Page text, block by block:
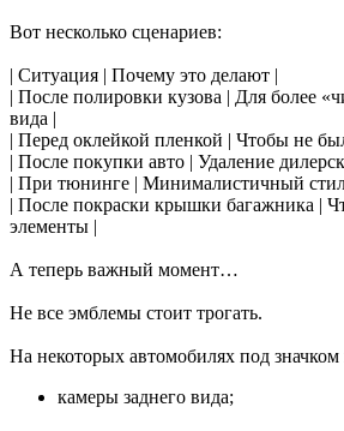
Вот несколько сценариев:
| Ситуация | Почему это делают |
| После полировки кузова | Для более
вида |
| Перед оклейкой пленкой | Чтобы не
| После покупки авто | Удаление
| При тюнинге | Минималистичный
| После покраски крышки багажника |
элементы |
А теперь важный момент…
Не все эмблемы стоит трогать.
На некоторых автомобилях под значком
камеры заднего вида;